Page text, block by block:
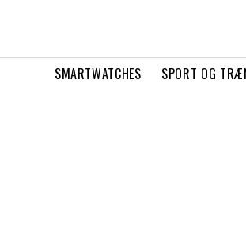
SMARTWATCHES SPORT OG